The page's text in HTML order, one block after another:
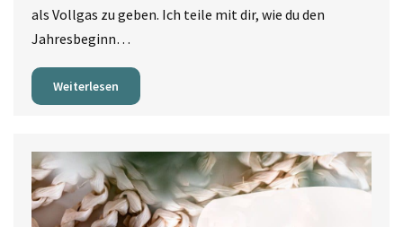
als Vollgas zu geben. Ich teile mit dir, wie du den
Jahresbeginn…
Weiterlesen